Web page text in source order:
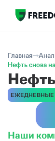
Главная
Нефть снова
ЕЖЕДНЕВНЫЕ
Наши